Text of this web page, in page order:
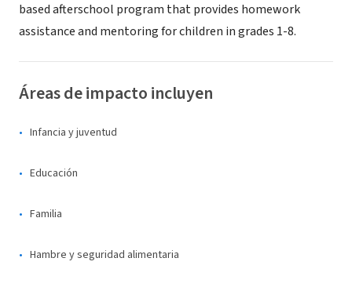
based afterschool program that provides homework
assistance and mentoring for children in grades 1-8.
Áreas de impacto incluyen
Infancia y juventud
Educación
Familia
Hambre y seguridad alimentaria